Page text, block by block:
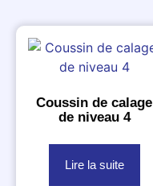
Coussin de calage
de niveau 4
Lire la suite